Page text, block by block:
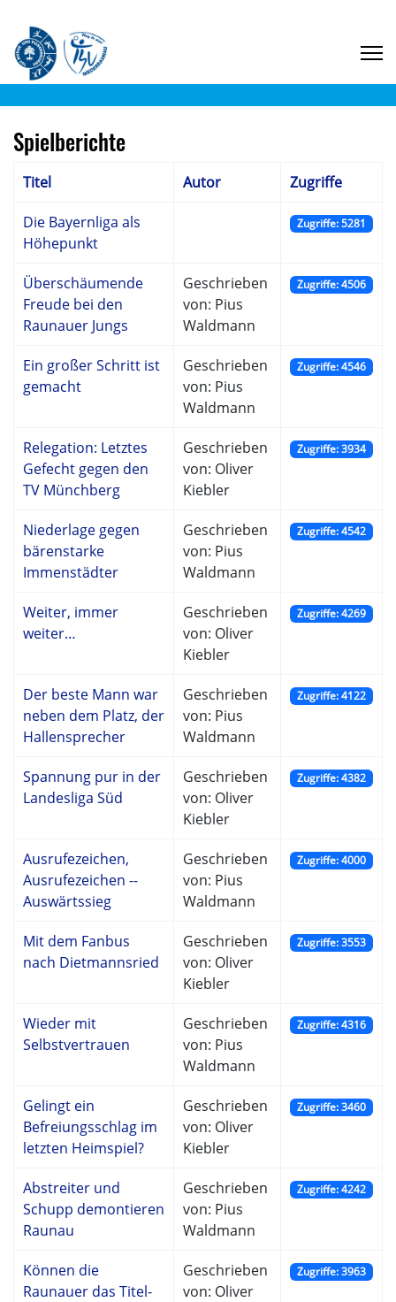
Spielberichte
Titel Autor Zugriffe
Die Bayernliga als
Höhepunkt
Zugriffe: 5281
Überschäumende
Freude bei den
Raunauer Jungs
Geschrieben
von: Pius
Waldmann
Zugriffe: 4506
Ein großer Schritt ist
gemacht
Geschrieben
von: Pius
Waldmann
Zugriffe: 4546
Relegation: Letztes
Gefecht gegen den
TV Münchberg
Geschrieben
von: Oliver
Kiebler
Zugriffe: 3934
Niederlage gegen
bärenstarke
Immenstädter
Geschrieben
von: Pius
Waldmann
Zugriffe: 4542
Weiter, immer
weiter…
Geschrieben
von: Oliver
Kiebler
Zugriffe: 4269
Der beste Mann war
neben dem Platz, der
Hallensprecher
Geschrieben
von: Pius
Waldmann
Zugriffe: 4122
Spannung pur in der
Landesliga Süd
Geschrieben
von: Oliver
Kiebler
Zugriffe: 4382
Ausrufezeichen,
Ausrufezeichen --
Auswärtssieg
Geschrieben
von: Pius
Waldmann
Zugriffe: 4000
Mit dem Fanbus
nach Dietmannsried
Geschrieben
von: Oliver
Kiebler
Zugriffe: 3553
Wieder mit
Selbstvertrauen
Geschrieben
von: Pius
Waldmann
Zugriffe: 4316
Gelingt ein
Befreiungsschlag im
letzten Heimspiel?
Geschrieben
von: Oliver
Kiebler
Zugriffe: 3460
Abstreiter und
Schupp demontieren
Raunau
Geschrieben
von: Pius
Waldmann
Zugriffe: 4242
Können die
Raunauer das Titel-
Geschrieben
von: Oliver
Zugriffe: 3963